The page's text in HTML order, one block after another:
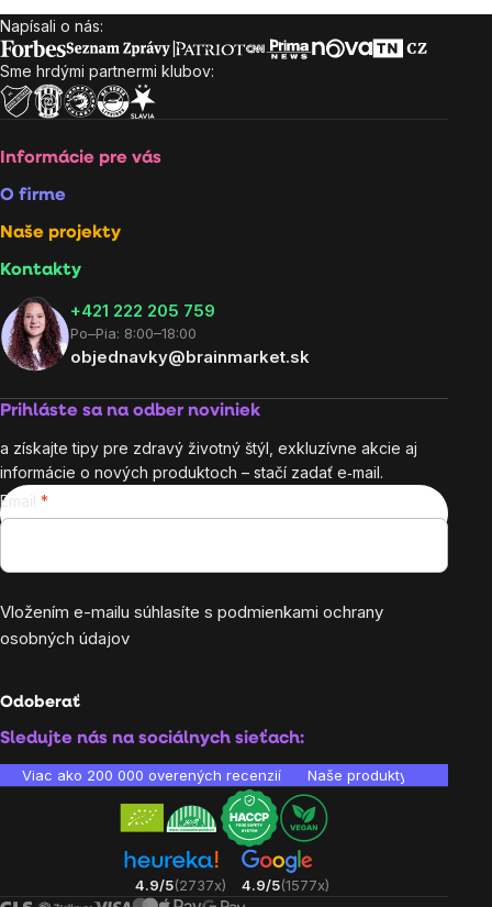
Zápätie
Napísali o nás:
Sme hrdými partnermi klubov:
Informácie pre vás
O firme
Naše projekty
Kontakty
+421 222 205 759
Po–Pia: 8:00–18:00
objednavky@brainmarket.sk
Prihláste sa na odber noviniek
a získajte tipy pre zdravý životný štýl, exkluzívne akcie aj
informácie o nových produktoch – stačí zadať e‑mail.
Email
Vložením e-mailu súhlasíte s podmienkami ochrany
osobných údajov
Odoberať
Sledujte nás na sociálnych sieťach:
Viac ako 200 000 overených recenzií Naše produkty sú
4.9/5(2737x) 4.9/5(1577x)